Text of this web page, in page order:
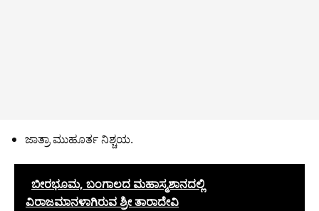
ಜಾತ್ರಾ ಮುಹೂರ್ತ ನಿಶ್ಚಯ.
ಬೀರಭೂಮ, ಬಂಗಾಲದ ಮಹಾಸ್ಮಶಾನದಲ್ಲಿ
ವಿರಾಜಮಾನಳಾಗಿರುವ ಶ್ರೀ ತಾರಾದೇವಿ